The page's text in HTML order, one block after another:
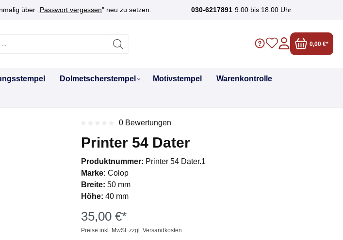
über „ Passwort vergessen" neu zu setzen. 030-6217891 9:00 bis 18:00 Uhr
0,00 €*
Dolmetscherstempel Motivstempel Warenkontrolle
0 Bewertungen
Printer 54 Dater
Produktnummer: Printer 54 Dater.1
Marke: Colop
Breite: 50 mm
Höhe: 40 mm
35,00 €*
Preise inkl. MwSt. zzgl. Versandkosten